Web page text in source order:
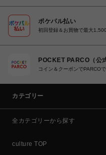
ポケパル払い
初回登録＆お買物で最大
POCKET PARCO（公
コイン＆クーポンでPARCO
カテゴリー
全カテゴリーから探す
culture TOP